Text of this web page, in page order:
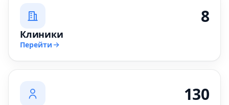
8
Клиники
Перейти
130